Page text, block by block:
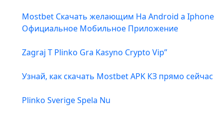
Mostbet Скачать желающим На Android а Iphone
Официальное Мобильное Приложение
Zagraj T Plinko Gra Kasyno Crypto Vip”
Узнай, как скачать Mostbet APK КЗ прямо сейчас
Plinko Sverige Spela Nu